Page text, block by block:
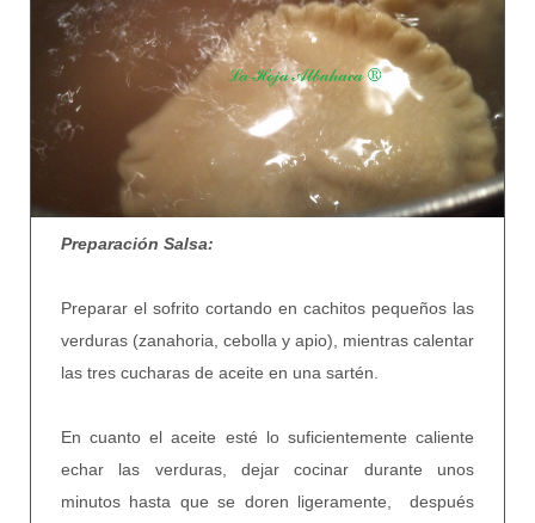
Preparación Salsa:
Preparar el sofrito cortando en cachitos pequeños las
verduras (zanahoria, cebolla y apio), mientras calentar
las tres cucharas de aceite en una sartén.
En cuanto el aceite esté lo suficientemente caliente
echar las verduras, dejar cocinar durante unos
minutos hasta que se doren ligeramente, después